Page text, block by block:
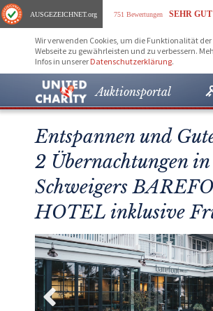
AUSGEZEICHNET.org 751 Bewertungen SEHR GUT
Wir verwenden Cookies, um die Funktionalität der
Webseite zu gewährleisten und zu verbessern.
Infos in unserer Datenschutzerklärung.
Auktionsportal
Entspannen und
2 Übernachtungen
Schweigers
HOTEL inklusive